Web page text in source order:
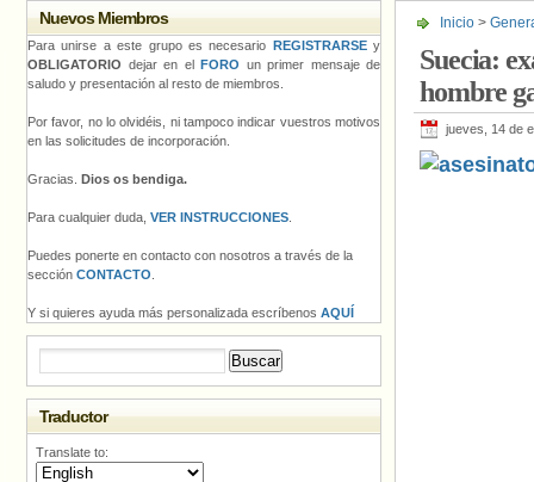
Inicio >
Suecia:
hombre
jueves, 14 de
Nuevos Miembros
Para unirse a este grupo es necesario REGISTRARSEy
OBLIGATORIO dejar en el FORO un primer mensaje de
saludo y presentación al resto de miembros.
Por favor, no lo olvidéis, ni tampoco indicar vuestros motivos
en las solicitudes de incorporación.
Gracias. Dios os bendiga.
Para cualquier duda, VER INSTRUCCIONES
Puedes ponerte en contacto con nosotros a través de la
sección CONTACTO
Y si quieres ayuda más personalizada escríbenos AQUÍ
Traductor
Translate to: